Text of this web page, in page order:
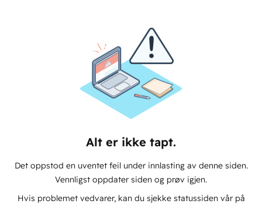
Alt er ikke tapt.
Det oppstod en uventet feil under innlasting av denne siden.
Vennligst oppdater siden og prøv igjen.
Hvis problemet vedvarer, kan du sjekke statussiden vår på